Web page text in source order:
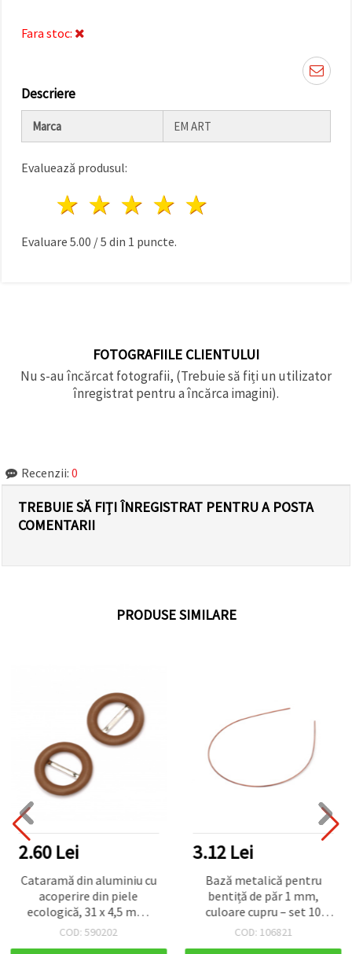
cookie -uri
"Salvați"
Аcceptati
Fara stoc:
Descriere
Marca EM ART
Evaluează produsul:
4 stele
3 stele
2 stele
1 stea
Evaluare 5.00 /5 din 1 puncte.
FOTOGRAFIILE CLIENTULUI
Nu s-au încărcat fotografii, (Trebuie să fiți un utilizator
înregistrat pentru a încărca imagini).
Recenzii: 0
TREBUIE SĂ FIȚI ÎNREGISTRAT PENTRU A POSTA
COMENTARII
PRODUSE SIMILARE
2.60 Lei
Cataramă din aluminiu cu
acoperire din piele
ecologică, 31 x 4,5 mm,
maro
COD: 590202
3.12 Lei
Bază metalică pentru
bentiță de păr 1 mm,
culoare cupru – set 10
bucăți
COD: 106821